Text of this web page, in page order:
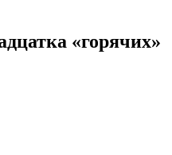
«горячих»